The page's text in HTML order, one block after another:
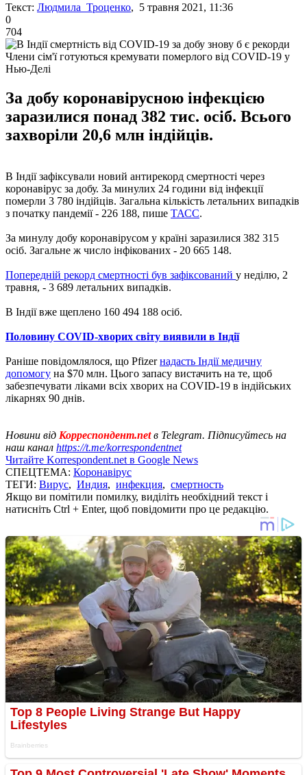
Текст: Людмила Троценко, 5 травня 2021, 11:36
0
704
Члени сім'ї готуються кремувати померлого від COVID-19 у
Нью-Делі
За добу коронавірусною інфекцією
заразилися понад 382 тис. осіб. Всього
захворіли 20,6 млн індійців.
В Індії зафіксували новий антирекорд смертності через
коронавірус за добу. За минулих 24 години від інфекції
померли 3 780 індійців. Загальна кількість летальних випадків
з початку пандемії - 226 188, пише ТАСС.
За минулу добу коронавірусом у країні заразилися 382 315
осіб. Загальне ж число інфікованих - 20 665 148.
Попередній рекорд смертності був зафіксований у неділю, 2
травня, - 3 689 летальних випадків.
В Індії вже щеплено 160 494 188 осіб.
Половину COVID-хворих світу виявили в Індії
Раніше повідомлялося, що Pfizerнадасть Індії медичну
допомогу на $70 млн. Цього запасу вистачить на те, щоб
забезпечувати ліками всіх хворих на COVID-19 в індійських
лікарнях 90 днів.
Новини від Корреспондент.netв Telegram. Підписуйтесь на
наш канал https://t.me/korrespondentnet
Читайте Korrespondent.net в Google News
СПЕЦТЕМА: Коронавірус
ТЕГИ: Вирус, Индия, инфекция, смертность
Якщо ви помітили помилку, виділіть необхідний текст і
натисніть Ctrl + Enter, щоб повідомити про це редакцію.